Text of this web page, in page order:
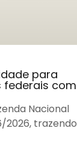
para
federais com
Nacional
2026, trazendo